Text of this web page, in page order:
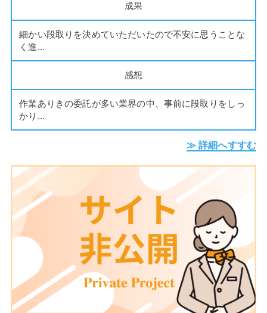
成果
細かい段取りを決めていただいたので不安に思うことな
く進...
感想
作業ありきの委託が多い業界の中、事前に段取りをしっ
かり...
≫ 詳細へすすむ